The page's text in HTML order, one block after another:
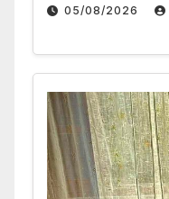
05/08/2026